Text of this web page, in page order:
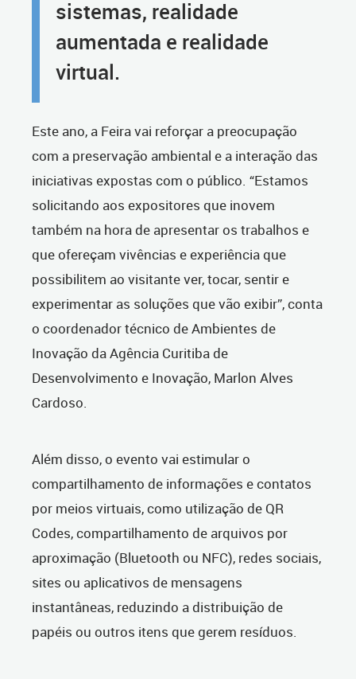
sistemas, realidade
aumentada e realidade
virtual.
Este ano, a Feira vai reforçar a preocupação
com a preservação ambiental e a interação das
iniciativas expostas com o público. “Estamos
solicitando aos expositores que inovem
também na hora de apresentar os trabalhos e
que ofereçam vivências e experiência que
possibilitem ao visitante ver, tocar, sentir e
experimentar as soluções que vão exibir”, conta
o coordenador técnico de Ambientes de
Inovação da Agência Curitiba de
Desenvolvimento e Inovação, Marlon Alves
Cardoso.
Além disso, o evento vai estimular o
compartilhamento de informações e contatos
por meios virtuais, como utilização de QR
Codes, compartilhamento de arquivos por
aproximação (Bluetooth ou NFC), redes sociais,
sites ou aplicativos de mensagens
instantâneas, reduzindo a distribuição de
papéis ou outros itens que gerem resíduos.